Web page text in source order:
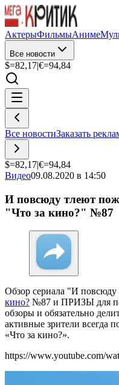
АктерыФильмыАниме
Все новости
$=82,17|€=94,84
Все новостиЗаказать
$=82,17|€=94,84
Видео09.08.2020 в 14:50
И повсюду тлеют
"Что за кино?" №87
Обзор сериала "И
кино? №87 и ПРИЗЫ для
обзоры и обязательно
активные зрители всегда
«Что за кино?».
https://www.youtube.com/